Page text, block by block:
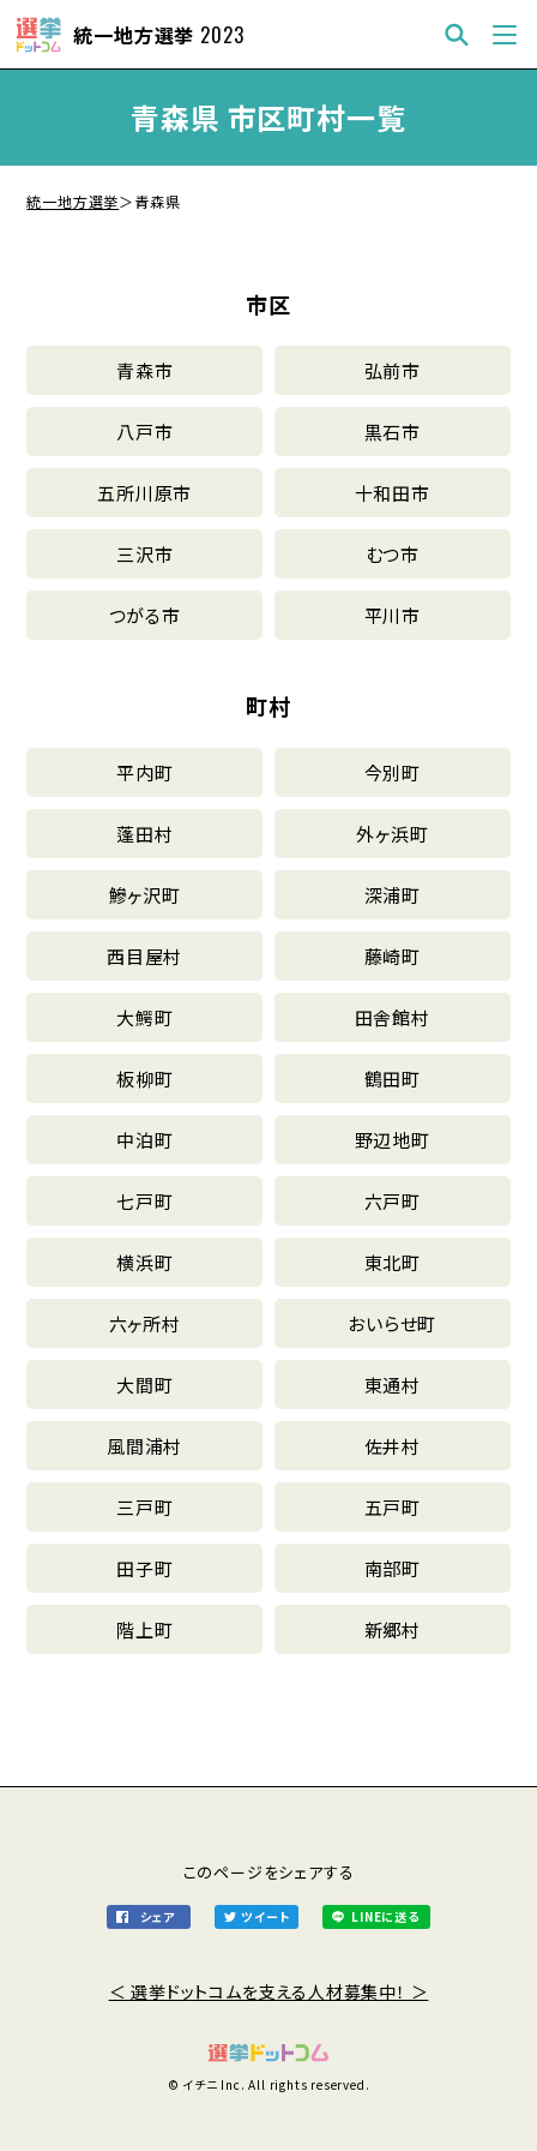
統一地方選挙 2023
青森県 市区町村一覧
統一地方選挙＞青森県
市区
青森市 弘前市
八戸市 黒石市
五所川原市 十和田市
三沢市 むつ市
つがる市 平川市
町村
平内町 今別町
蓬田村 外ヶ浜町
鰺ヶ沢町 深浦町
西目屋村 藤崎町
大鰐町 田舎館村
板柳町 鶴田町
中泊町 野辺地町
七戸町 六戸町
横浜町 東北町
六ヶ所村 おいらせ町
大間町 東通村
風間浦村 佐井村
三戸町 五戸町
田子町 南部町
階上町 新郷村
このページをシェアする
シェア ツイート LINEに送る
＜ 選挙ドットコムを支える人材募集中！ ＞
© イチニ Inc. All rights reserved.